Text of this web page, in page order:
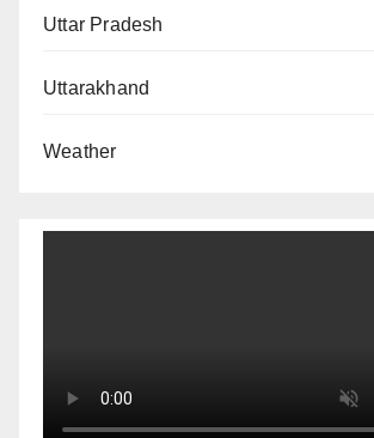
Uttar Pradesh
Uttarakhand
Weather